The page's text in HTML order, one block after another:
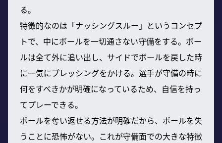
る。
特徴的なのは「ナッシングスルー」というコンセプ
トで、中にボールを一切通さない守備をする。ボー
ルは全て外に追い出し、サイドでボールを戻した時
に一気にプレッシングをかける。選手が守備の時に
何をすべきかが明確になっているため、自信を持っ
てプレーできる。
ボールを奪い返せる方法が明確だから、ボールを失
うことに恐怖がない。これが守備面での大きな特徴